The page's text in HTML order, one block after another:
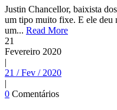
Justin Chancellor, baixista
um tipo muito fixe. E ele deu
um... Read More
21
Fevereiro 2020
|
21 / Fev / 2020
|
0 Comentários